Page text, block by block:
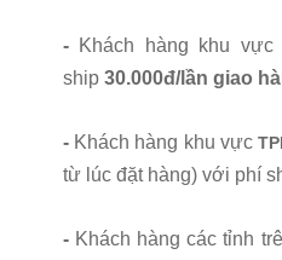
- Khách hàng khu vực
ship 30.000đ/lần giao
- Khách hàng khu vực
từ lúc đặt hàng) với phí
- Khách hàng các tỉnh